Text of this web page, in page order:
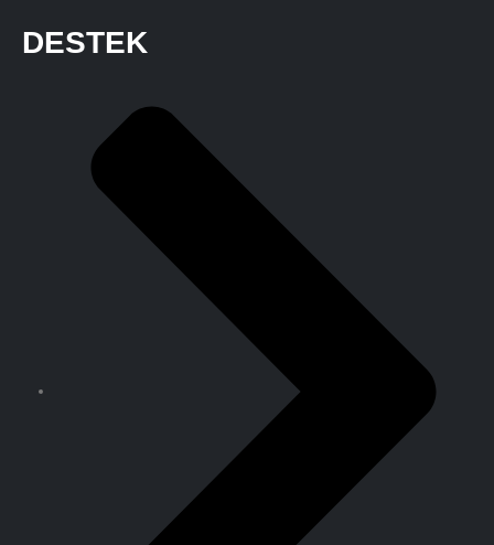
DESTEK